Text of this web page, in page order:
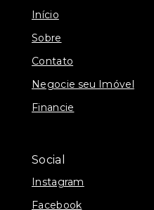
Início
Sobre
Contato
Negocie seu Imóvel
Financie
Social
Instagram
Facebook